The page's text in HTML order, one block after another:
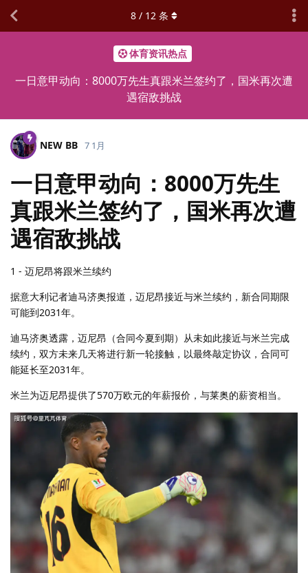
体育资讯热点
一日意甲动向：8000万先生真跟米兰签约了，国米再次遭
遇宿敌挑战
8 / 12 条
NEW BB 7 1月
一日意甲动向：8000万先生
真跟米兰签约了，国米再次遭
遇宿敌挑战
1 - 迈尼昂将跟米兰续约
据意大利记者迪马济奥报道，迈尼昂接近与米兰续约，新合同期限
可能到2031年。
迪马济奥透露，迈尼昂（合同今夏到期）从未如此接近与米兰完成
续约，双方未来几天将进行新一轮接触，以最终敲定协议，合同可
能延长至2031年。
米兰为迈尼昂提供了570万欧元的年薪报价，与莱奥的薪资相当。